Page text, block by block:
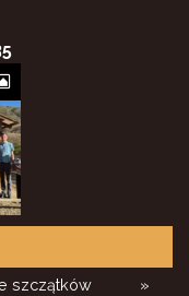
»
szczątków